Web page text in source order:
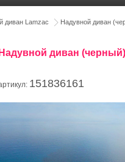
диван Lamzac Надувной диван
Надувной диван (черный)
151836161